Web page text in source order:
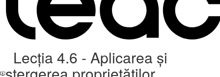
Lecția 4.6 - Aplicarea și